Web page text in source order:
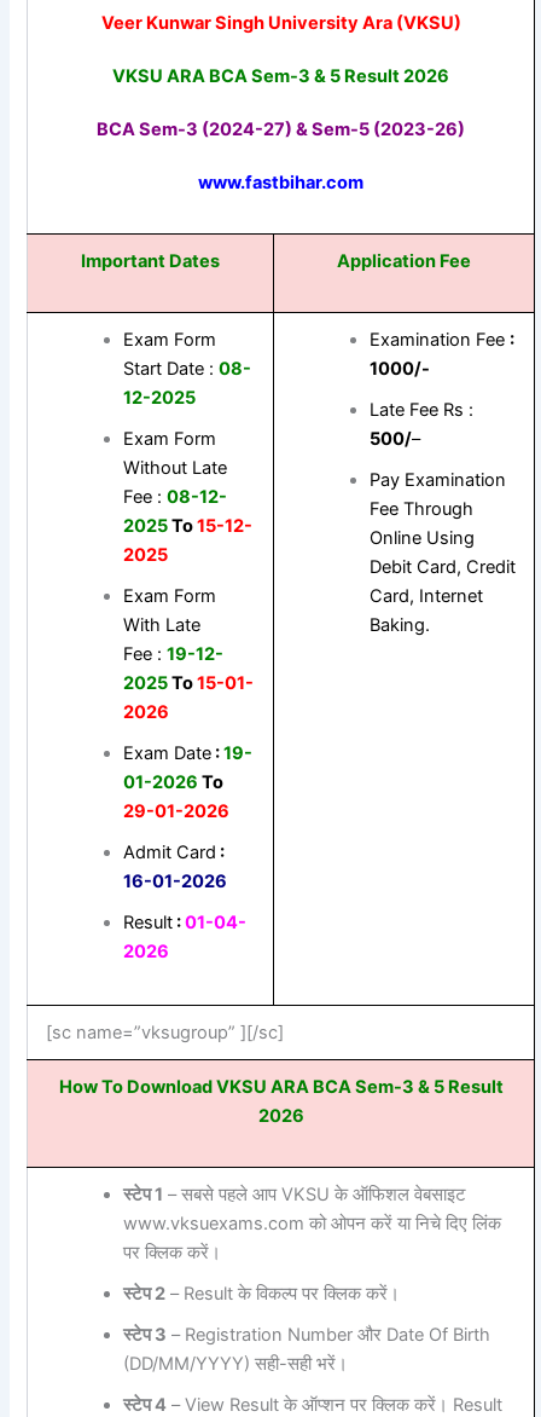
Veer Kunwar Singh University Ara (VKSU)
VKSU ARA BCA Sem-3 & 5 Result 2026
BCA Sem-3 (2024-27) & Sem-5 (2023-26)
www.fastbihar.com
Important Dates Application Fee
Exam Form
Start Date : 08-
12-2025
Exam Form
Without Late
Fee : 08-12-
2025To15-12-
2025
Exam Form
With Late
Fee : 19-12-
2025To15-01-
2026
Exam Date:19-
01-2026 To
29-01-2026
Admit Card :
16-01-2026
Result:01-04-
2026
Examination Fee :
1000/-
Late Fee Rs :
500/–
Pay Examination
Fee Through
Online Using
Debit Card, Credit
Card, Internet
Baking.
[sc name=”vksugroup” ][/sc]
How To Download VKSU ARA BCA Sem-3 & 5 Result
2026
स्टेप 1 – सबसे पहले आप VKSU के ऑफिशल वेबसाइट
www.vksuexams.com को ओपन करें या निचे दिए लिंक
पर क्लिक करें।
स्टेप 2– Result के विकल्प पर क्लिक करें।
स्टेप 3 – Registration Number और Date Of Birth
(DD/MM/YYYY) सही-सही भरें।
स्टेप 4– View Result के ऑप्शन पर क्लिक करें। Result